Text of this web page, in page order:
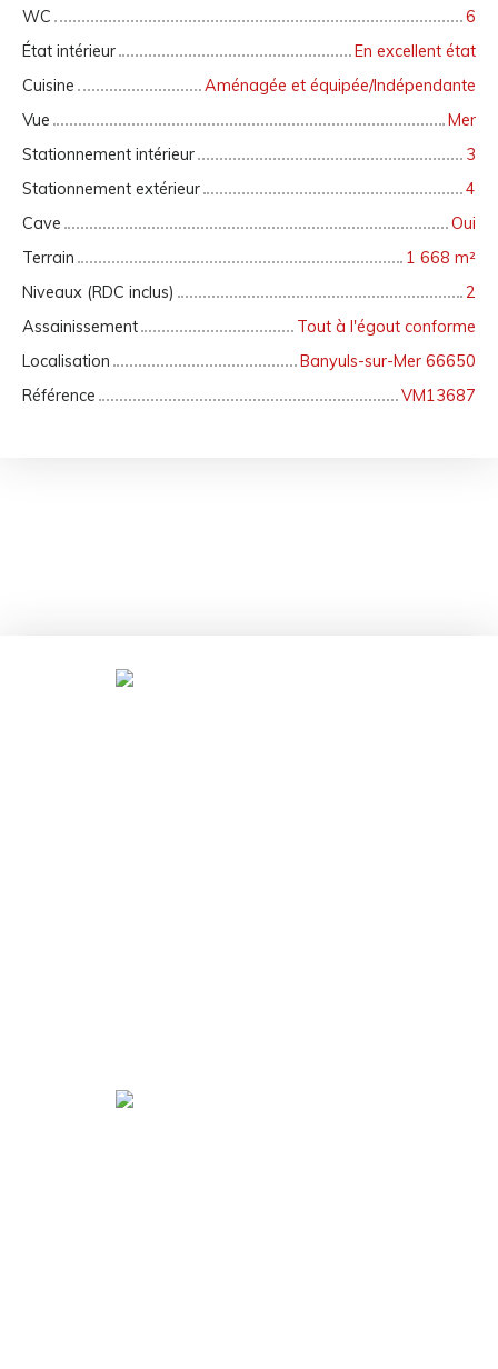
WC
6
État intérieur
En excellent état
Cuisine
Aménagée et équipée/Indépendante
Vue
Mer
Stationnement intérieur
3
Stationnement extérieur
4
Cave
Oui
Terrain
1 668 m²
Niveaux (RDC inclus)
2
Assainissement
Tout à l'égout conforme
Localisation
Banyuls-sur-Mer 66650
Référence
VM13687